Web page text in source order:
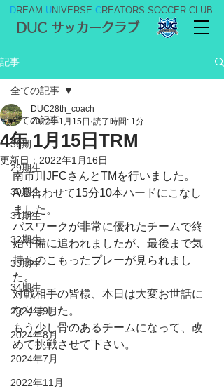
DREAM UNIVERSE CREATORS SOCCER CLUB
DUC サッカークラブ
記事
全ての記事
36期
29期生
30期生
31期生
32期生
33期生
34期生
2024年9月
2024年8月
2024年7月
2022年11月
全ての記事
4年 1月15日TRM
DUC28th_coach
2022年1月15日 読了時間: 1分
更新日： 2022年1月16日
南市川JFCさんとTMを行いました。
A.B合わせて15分10本ハードにこなし
ました。
パスワークが非常に優れたチームで終
始守備に追われましたが、最後まで気
持ちのこもったプレーが見られまし
た。
対戦相手の皆様、本日は大変お世話に
なりました。
もう少し骨のあるチームになって、改
めて挑戦させて下さい。